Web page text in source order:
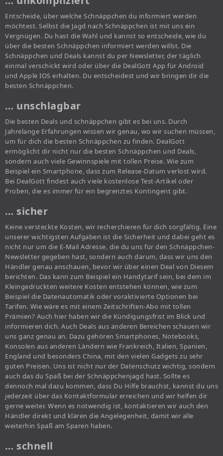
Entscheide, über welche Schnäppchen du informiert werden
möchtest. Selbst die Jagd nach Schnäppchen ist mit uns ein
Vergnügen. Du hast die Wahl und kannst so entscheide, wie du
über die besten Schnäppchen informiert werden willst. Die
Schnäppchen und Deals kannst du per Newsletter, der täglich
einmal verschickt wird oder über die DealGott App für Android
und Apple IOS erhalten. Du entscheidest und wir bringen dir die
besten Schnäppchen.
… unschlagbar
Die besten Deals und schnäppchen gibt es bei uns. Durch
Jahrelange Erfahrungen wissen wir genau, wo wir suchen müssen,
um für dich die besten Schnäppchen zu finden. DealGott
ermöglicht dir nicht nur die besten Schnäppchen und Deals,
sondern auch viele Gewinnspiele mit tollen Preise. Wie zum
Beispiel ein Smartphone, dass zum Release-Datum verlost wird.
Bei DealGott findest auch viele kostenlose Test-Artikel oder
Proben, die es immer für ein begrenztes Kontingent gibt.
… sicher
Keine versteckte Kosten, wir recherchieren für dich sorgfältig. Eine
unserer wichtigsten Aufgaben ist die Sicherheit und dabei geht es
nicht nur um die E-Mail Adresse, die du uns für den Schnäppchen-
Newsletter gegeben hast, sondern auch darum, dass wir uns den
Händler genau anschauen, bevor wir über einen Deal von Diesem
berichten. Das kann zum Beispiel ein Handytarif sein, bei dem im
Kleingedruckten weitere Kosten entstehen können, wie zum
Beispiel die Datenautomatik oder voraktivierte Optionen bei
Tarifen. Wie wäre es mit einem Zeitschriften-Abo mit tollen
Prämien? Auch hier haben wir die Kündigungsfrist im Blick und
informieren dich. Auch Deals aus anderen Bereichen schauen wir
uns ganz genau an. Dazu gehören Smartphones, Notebooks,
Konsolen aus anderen Ländern wie Frankreich, Italien, Spanien,
England und besonders China, mit den vielen Gadgets zu sehr
guten Preisen. Uns ist nicht nur der Datenschutz wichtig, sondern
auch das du Spaß bei der Schnäppchenjagd hast. Sollte es
dennoch mal dazu kommen, dass Du Hilfe brauchst, kannst du uns
jederzeit über das Kontaktformular erreichen und wir helfen dir
gerne weiter. Wenn es notwendig ist, kontaktieren wir auch den
Händler direkt und klären die Angelegenheit, damit wir alle
weiterhin Spaß am Sparen haben.
… schnell